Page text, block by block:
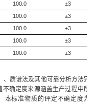
100.0
±3
100.0
±3
100.0
±3
100.0
±3
100.0 ±3
质谱法及其他可靠分析方法完
确定度来源涵盖生产过程中所
本标准物质的评定不确定度为